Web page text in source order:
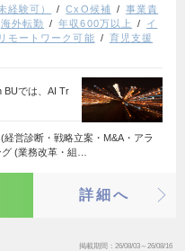
経験可） CxO候補
事業責
海外転勤 年収600万以上
イ
リモートワーク可能
育児支援
BUでは、AI Tr
営診断・戦略立案・M&A・アラ
(業務改革・組…
詳細へ
掲載期間 26/08/03～26/08/16